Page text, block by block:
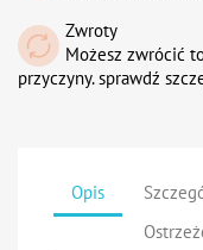
Zwroty
Możesz zwrócić
przyczyny. sprawdź
Opis